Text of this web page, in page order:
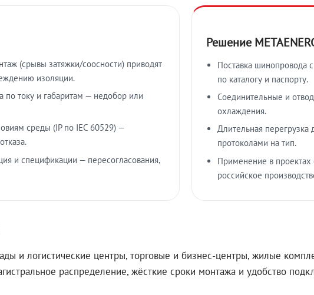
(срывы затяжки/соосности) приводят
изоляции.
току и габаритам — недобор или
среды (IP по IEC 60529) —
и спецификации — пересогласования,
Решение
Поставка шинопровода
по каталогу и паспорту.
Соединительные и
охлаждения.
Длительная
протоколами на тип.
Применение в проектах
российское
и логистические центры, торговые и бизнес-центры, жилые
распределение, жёсткие сроки монтажа и удобство